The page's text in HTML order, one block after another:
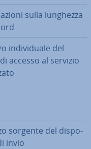
sulla lunghezza
in­di­vi­dua­le del
accesso al servizio
sorgente del di­spo­
invio